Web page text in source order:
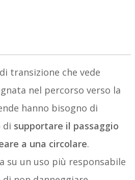
transizione che vede
nel percorso verso la
hanno bisogno di
di supportare il passaggio
a una circolare.
su un uso più responsabile